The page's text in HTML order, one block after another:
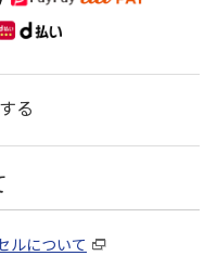
る
ルについて